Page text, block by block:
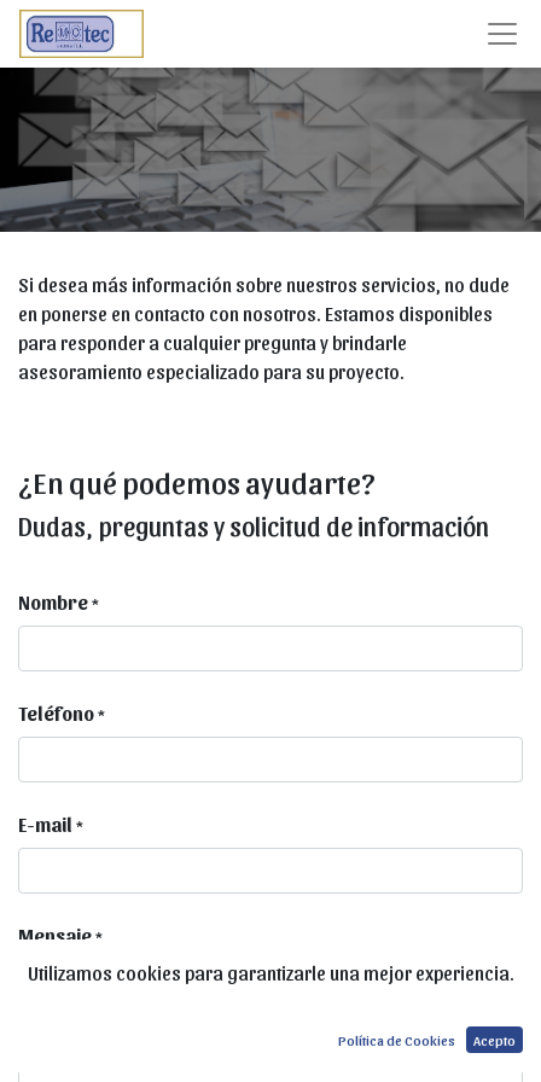
Si desea más información sobre nuestros servicios, no dude
en ponerse en contacto con nosotros. Estamos disponibles
para responder a cualquier pregunta y brindarle
asesoramiento especializado para su proyecto.
¿En qué podemos ayudarte?
Dudas, preguntas y solicitud de información
Nombre*
Teléfono*
E-mail *
Mensaje*
Utilizamos cookies para garantizarle una mejor experiencia.
Política de Cookies Acepto